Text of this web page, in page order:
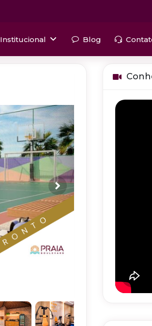
Institucional Blog